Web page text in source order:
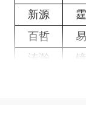
新源
百哲
涛瀚